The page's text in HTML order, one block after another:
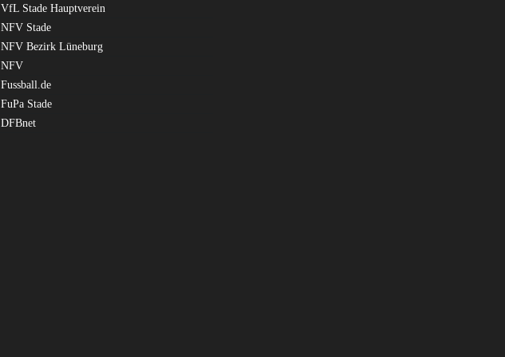
VfL Stade Hauptverein
NFV Stade
NFV Bezirk Lüneburg
NFV
Fussball.de
FuPa Stade
DFBnet